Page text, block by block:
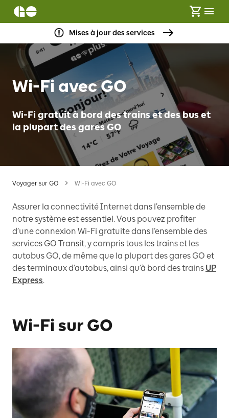
Mises à jour des services
Wi-Fi avec GO
Wi-Fi gratuit à bord des trains et des bus et
la plupart des gares GO
Voyager sur GO Wi-Fi avec GO
Assurer la connectivité Internet dans l’ensemble de
notre système est essentiel. Vous pouvez profiter
d’une connexion Wi-Fi gratuite dans l’ensemble des
services GO Transit, y compris tous les trains et les
autobus GO, de même que la plupart des gares GO et
des terminaux d’autobus, ainsi qu’à bord des trains UP
Express.
Wi-Fi sur GO